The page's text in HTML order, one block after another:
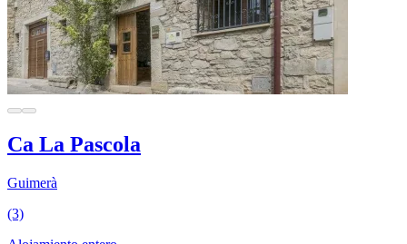
Ca La Pascola
Guimerà
(3)